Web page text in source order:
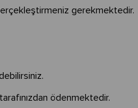
gerekmektedir.
ödenmektedir.